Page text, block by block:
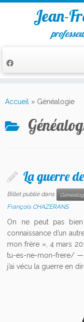
au
Jean-
Accueil » Généalogie
La guerre
Billet publié dans
François CHAZERANS
On ne peut pas
connaissance d’un
mon frère », 4 mars
tu-es-ne-mon-frere/
j’ai vécu la guerre en